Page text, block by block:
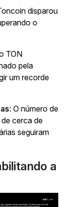
disparou
o
TON
pela
um recorde
: O número de
cerca de
seguiram
a